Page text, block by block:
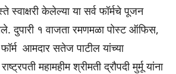
स्वाक्षरी केलेल्या या सर्व फॉर्मचे पूजन
दुपारी १ वाजता रमणमळा पोस्ट ऑफिस,
आमदार सतेज पाटील यांच्या
महामहीम श्रीमती द्रौपदी मुर्मू यांना